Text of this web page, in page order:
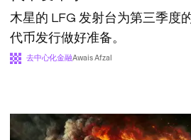
木星的 LFG 发射台为第三季度
代币发行做好准备。
去中心化金融Awais Afzal